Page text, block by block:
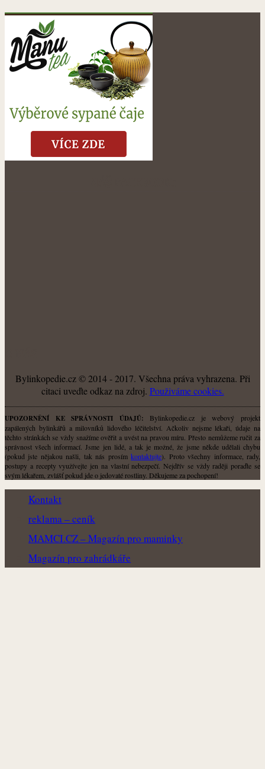
Bylinkopedie.cz © 2014 - 2017. Všechna práva vyhrazena. Při
citaci uveďte odkaz na zdroj. Použiváme cookies.
UPOZORNĚNÍ KE SPRÁVNOSTI ÚDAJŮ: Bylinkopedie.cz je webový projekt
zapálených bylinkářů a milovníků lidového léčitelství. Ačkoliv nejsme lékaři, údaje na
těchto stránkách se vždy snažíme ověřit a uvést na pravou míru. Přesto nemůžeme ručit za
správnost všech informací. Jsme jen lidé, a tak je možné, že jsme někde udělali chybu
(pokud jste nějakou našli, tak nás prosímkontaktujte). Proto všechny informace, rady,
postupy a recepty využívejte jen na vlastní nebezpečí. Nejdřív se vždy raději poraďte se
svým lékařem, zvlášť pokud jde o jedovaté rostliny. Děkujeme za pochopení!
Kontakt
reklama – ceník
MAMCI.CZ – Magazín pro maminky
Magazín pro zahrádkáře